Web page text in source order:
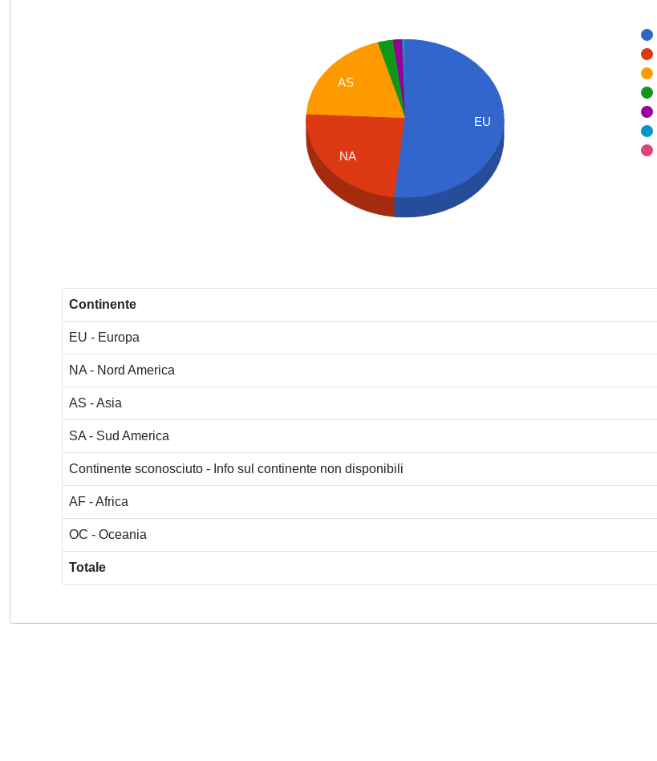
AS
NA
EU
Continente
EU - Europa
NA - Nord America
AS - Asia
SA - Sud America
Continente sconosciuto - Info sul continente non disponibili
AF - Africa
OC - Oceania
Totale